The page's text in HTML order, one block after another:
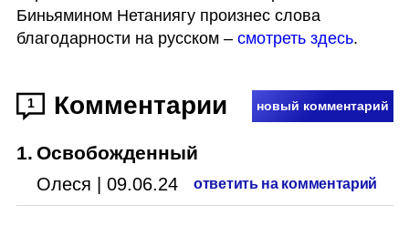
Биньямином Нетаниягу произнес слова
благодарности на русском – смотреть здесь.
1 Комментарии новый комментарий
1. Освобожденный
Олеся 09.06.24 ответить на комментарий